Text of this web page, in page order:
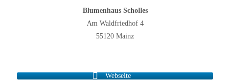
Blumenhaus Scholles
Am Waldfriedhof 4
55120 Mainz
Webseite